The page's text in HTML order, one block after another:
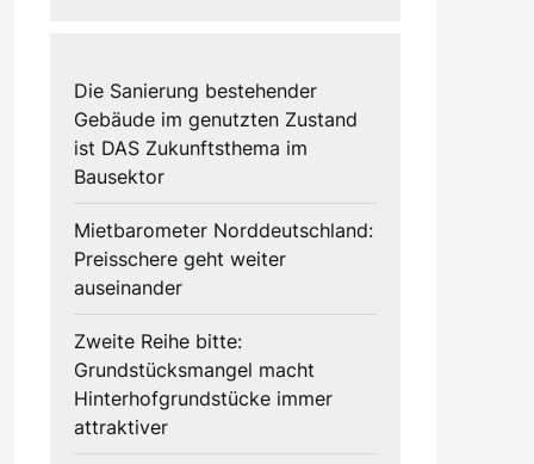
Die Sanierung bestehender
Gebäude im genutzten Zustand
ist DAS Zukunftsthema im
Bausektor
Mietbarometer Norddeutschland:
Preisschere geht weiter
auseinander
Zweite Reihe bitte:
Grundstücksmangel macht
Hinterhofgrundstücke immer
attraktiver